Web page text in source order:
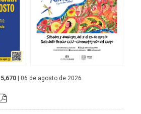
| 06 de agosto de 2026